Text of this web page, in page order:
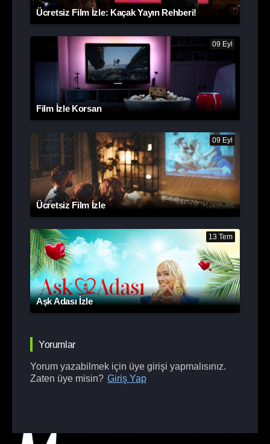
Ücretsiz Film İzle: Kaçak Yayın Rehberi!
09 Eyl
Film İzle Korsan
09 Eyl
Ücretsiz Film İzle
13 Tem
Aşk Adası İzle
Yorumlar
Yorum yazabilmek için üye girişi yapmalısınız.
Zaten üye misin? Giriş Yap